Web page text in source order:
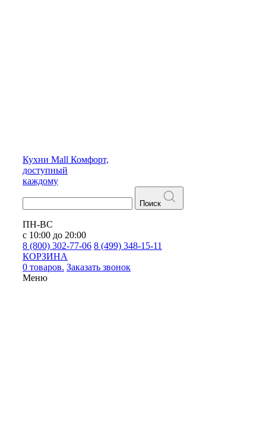
Кухни Mall Комфорт,
доступный
каждому
Поиск
ПН-ВС
с 10:00 до 20:00
8 (800) 302-77-06 8 (499) 348-15-11
КОРЗИНА
0 товаров. Заказать звонок
Меню